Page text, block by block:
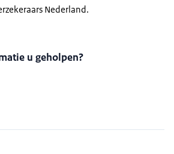
Nederland.
u geholpen?